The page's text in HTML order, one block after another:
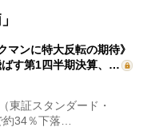
マンに特大反転の期待》
す第1四半期決算、…
東証スタンダード・
34％下落…